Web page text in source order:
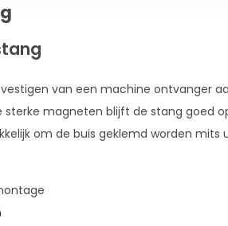
van een machine ontvanger
sterke magneten blijft de stang goed
om de buis geklemd worden mits